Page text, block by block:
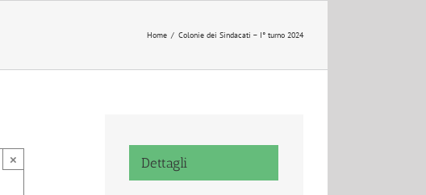
Home / Colonie dei Sindacati – I° turno 2024
×
Dettagli